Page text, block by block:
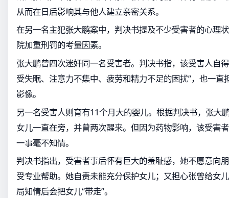
从而在日后影响其与他人建立亲密关系。
在另一名主犯张大鹏案中，判决书提及不少受害者的心理
院加重刑罚的考量因素。
张大鹏曾四次迷奸同一名受害者。判决书指，该受害人自
受失眠、注意力不集中、疲劳和精力不足的困扰”，也一直
影像。
另一名受害人则育有11个月大的婴儿。根据判决书，张大
女儿一直在旁，并曾两次醒来。但因为药物影响，该受害
一事毫不知情。
判决书指出，受害者事后怀有巨大的羞耻感，她不愿意向
受专业帮助。她自责未能充分保护女儿；又担心张曾给女
局知情后会把女儿“带走”。